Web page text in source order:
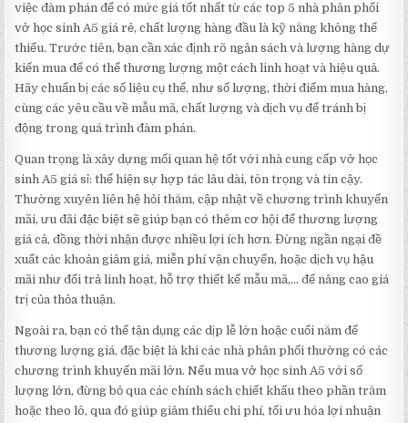
việc đàm phán để có mức giá tốt nhất từ các top 5 nhà phân phối
vở học sinh A5 giá rẻ, chất lượng hàng đầu là kỹ năng không thể
thiếu. Trước tiên, bạn cần xác định rõ ngân sách và lượng hàng dự
kiến mua để có thể thương lượng một cách linh hoạt và hiệu quả.
Hãy chuẩn bị các số liệu cụ thể, như số lượng, thời điểm mua hàng,
cùng các yêu cầu về mẫu mã, chất lượng và dịch vụ để tránh bị
động trong quá trình đàm phán.
Quan trọng là xây dựng mối quan hệ tốt với nhà cung cấp vở học
sinh A5 giá sỉ: thể hiện sự hợp tác lâu dài, tôn trọng và tin cậy.
Thường xuyên liên hệ hỏi thăm, cập nhật về chương trình khuyến
mãi, ưu đãi đặc biệt sẽ giúp bạn có thêm cơ hội để thương lượng
giá cả, đồng thời nhận được nhiều lợi ích hơn. Đừng ngần ngại đề
xuất các khoản giảm giá, miễn phí vận chuyển, hoặc dịch vụ hậu
mãi như đổi trả linh hoạt, hỗ trợ thiết kế mẫu mã,… để nâng cao giá
trị của thỏa thuận.
Ngoài ra, bạn có thể tận dụng các dịp lễ lớn hoặc cuối năm để
thương lượng giá, đặc biệt là khi các nhà phân phối thường có các
chương trình khuyến mãi lớn. Nếu mua vở học sinh A5 với số
lượng lớn, đừng bỏ qua các chính sách chiết khấu theo phần trăm
hoặc theo lô, qua đó giúp giảm thiểu chi phí, tối ưu hóa lợi nhuận